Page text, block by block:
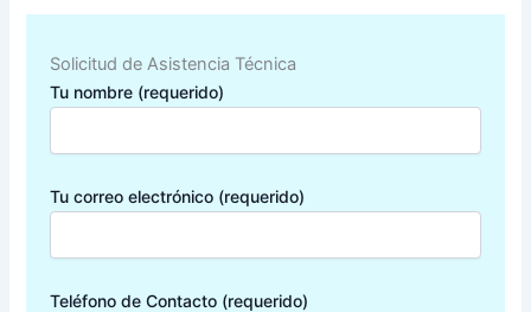
Solicitud de Asistencia Técnica
Tu nombre (requerido)
Tu correo electrónico (requerido)
Teléfono de Contacto (requerido)